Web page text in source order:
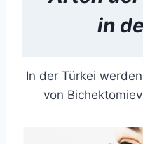
in
In der Türkei
von